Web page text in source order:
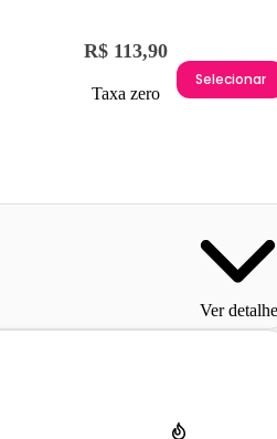
R$ 113,90
Taxa zero
Selecionar
Ver